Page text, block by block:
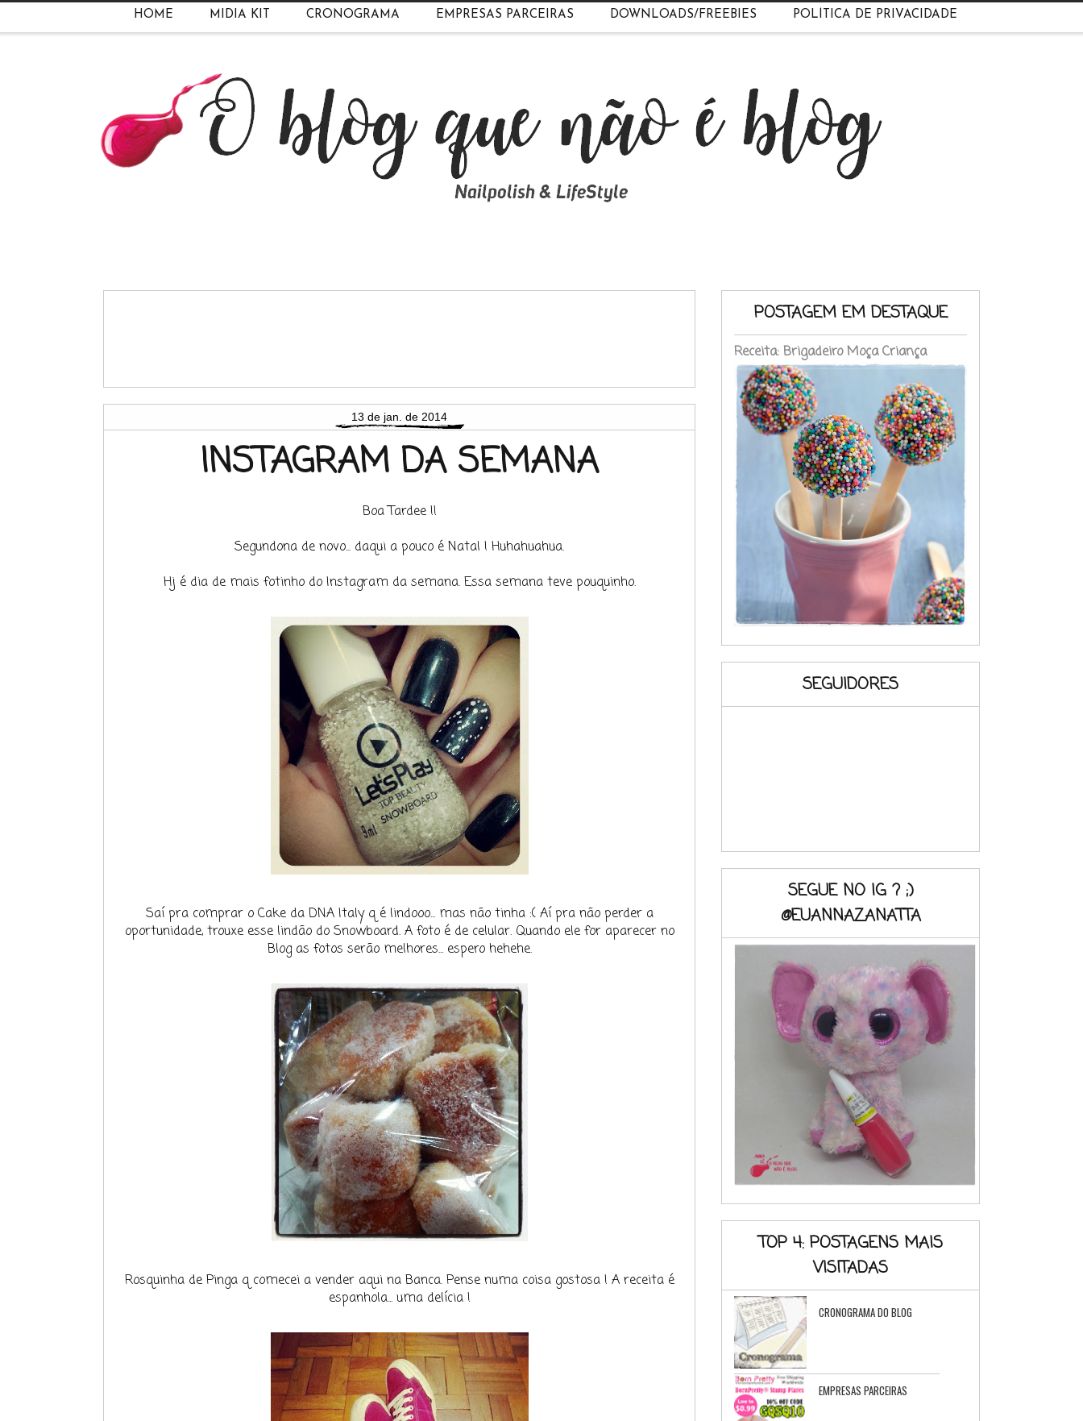
HOME MIDIA KIT CRONOGRAMA EMPRESAS PARCEIRAS DOWNLOADS/FREEBIES POLÍTICA DE PRIVACIDADE
13 de jan. de 2014
INSTAGRAM DA SEMANA
Boa Tardee !!
Segundona de novo... daqui a pouco é Natal ! Huhahuahua.
Hj é dia de mais fotinho do Instagram da semana. Essa semana teve pouquinho.
Saí pra comprar o Cake da DNA Italy q é lindooo... mas não tinha :( Aí pra não perder a
oportunidade, trouxe esse lindão do Snowboard. A foto é de celular. Quando ele for aparecer no
Blog as fotos serão melhores... espero hehehe.
Rosquinha de Pinga q comecei a vender aqui na Banca. Pense numa coisa gostosa ! A receita é
espanhola... uma delícia !
POSTAGEM EM DESTAQUE
Receita: Brigadeiro Moça Criança
SEGUIDORES
SEGUE NO IG ? ;)
@EUANNAZANATTA
TOP 4: POSTAGENS MAIS
VISITADAS
CRONOGRAMA DO BLOG
EMPRESAS PARCEIRAS